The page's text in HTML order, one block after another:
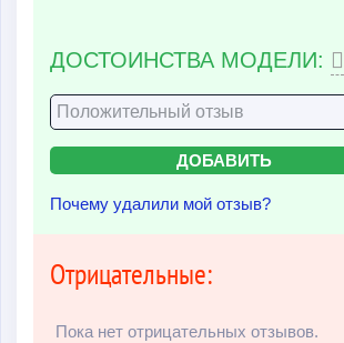
ДОСТОИНСТВА МОДЕЛИ:
Почему удалили мой отзыв?
Отрицательные:
Пока нет отрицательных отзывов.